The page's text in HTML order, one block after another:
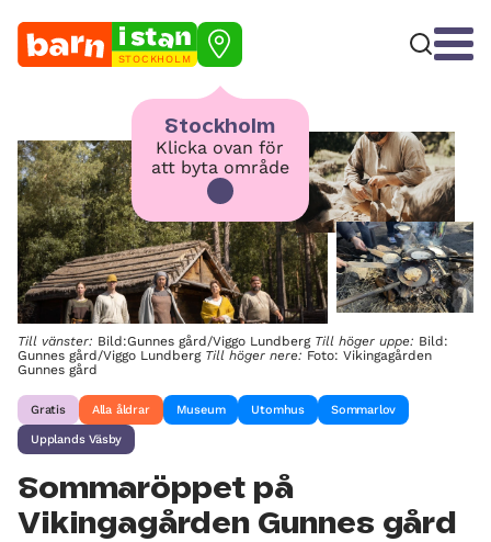
STOCKHOLM
Stockholm
Klicka ovan för
att byta område
Till vänster: Bild:Gunnes gård/Viggo Lundberg Till höger uppe: Bild:
Gunnes gård/Viggo Lundberg Till höger nere: Foto: Vikingagården
Gunnes gård
Gratis Alla åldrar Museum Utomhus Sommarlov
Upplands Väsby
Sommaröppet på
Vikingagården Gunnes gård